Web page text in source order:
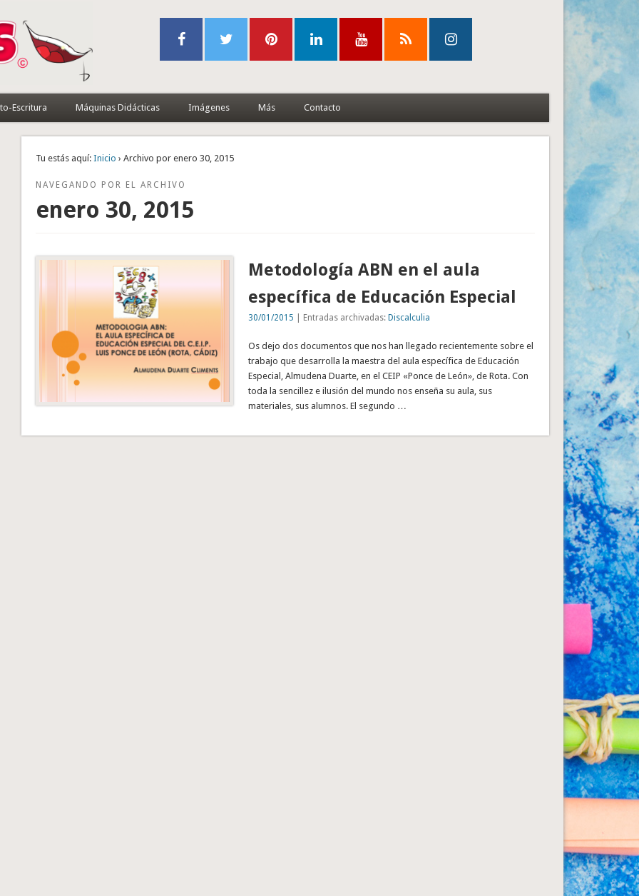
Escritura Máquinas Didácticas Imágenes Más Contacto
Tu estás aquí: Inicio › Archivo por enero 30, 2015
NAVEGANDO POR EL ARCHIVO
enero 30, 2015
Metodología ABN en el aula
específica de Educación Especial
30/01/2015 | Entradas archivadas: Discalculia
Os dejo dos documentos que nos han llegado recientemente sobre el
trabajo que desarrolla la maestra del aula específica de Educación
Especial, Almudena Duarte, en el CEIP «Ponce de León», de Rota. Con
toda la sencillez e ilusión del mundo nos enseña su aula, sus
materiales, sus alumnos. El segundo …